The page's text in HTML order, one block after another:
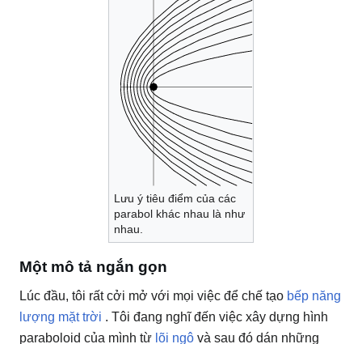
Lưu ý tiêu điểm của các
parabol khác nhau là như
nhau.
Một mô tả ngắn gọn
Lúc đầu, tôi rất cởi mở với mọi việc để chế tạo bếp năng
lượng mặt trời . Tôi đang nghĩ đến việc xây dựng hình
paraboloid của mình từ lõi ngô và sau đó dán những